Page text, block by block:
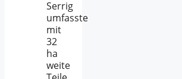
Serrig
umfasste
mit
32
ha
weite